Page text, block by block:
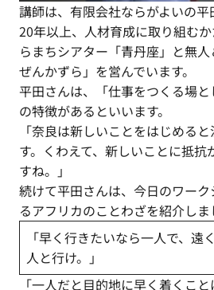
講師は、有限会社ならがよいの平
20年以上、人材育成に取り組む
らまちシアター「青丹座」と無
ぜんかずら」を営んでいます。
平田さんは、「仕事をつくる場
の特徴があるといいます。
「奈良は新しいことをはじめる
す。くわえて、新しいことに抵抗
すね。」
続けて平田さんは、今日のワー
るアフリカのことわざを紹介しま
「早く行きたいなら一人で、遠
人と行け。」
「一人だと目的地に早く着くこ